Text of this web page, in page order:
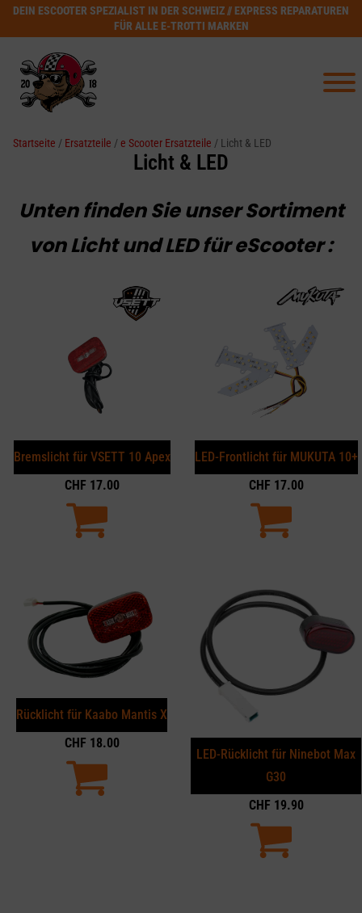
DEIN ESCOOTER SPEZIALIST IN DER SCHWEIZ // EXPRESS REPARATUREN
FÜR ALLE E-TROTTI MARKEN
Startseite / Ersatzteile /e Scooter Ersatzteile / Licht & LED
Licht & LED
Unten finden Sie unser Sortiment
von Licht und LED für eScooter :
Bremslicht für VSETT 10 Apex
CHF 17.00
LED-Frontlicht für MUKUTA 10+
CHF 17.00
Rücklicht für Kaabo Mantis X
CHF 18.00
LED-Rücklicht für Ninebot Max
G30
CHF 19.90